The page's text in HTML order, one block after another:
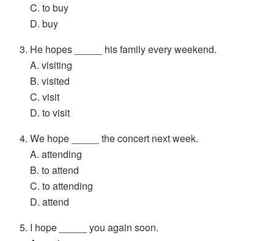
C. to buy
D. buy
He hopes _____ his family every weekend.
A. visiting
B. visited
C. visit
D. to visit
We hope _____ the concert next week.
A. attending
B. to attend
C. to attending
D. attend
I hope _____ you again soon.